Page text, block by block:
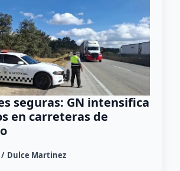
seguras: GN intensifica
en carreteras de
Dulce Martinez